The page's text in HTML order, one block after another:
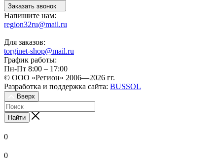
Заказать звонок
Напишите нам:
region32ru@mail.ru
Для заказов:
torginet-shop@mail.ru
График работы:
Пн-Пт 8:00 – 17:00
© ООО «Регион» 2006—2026 гг.
Разработка и поддержка сайта: BUSSOL
Вверх
Найти
0
0